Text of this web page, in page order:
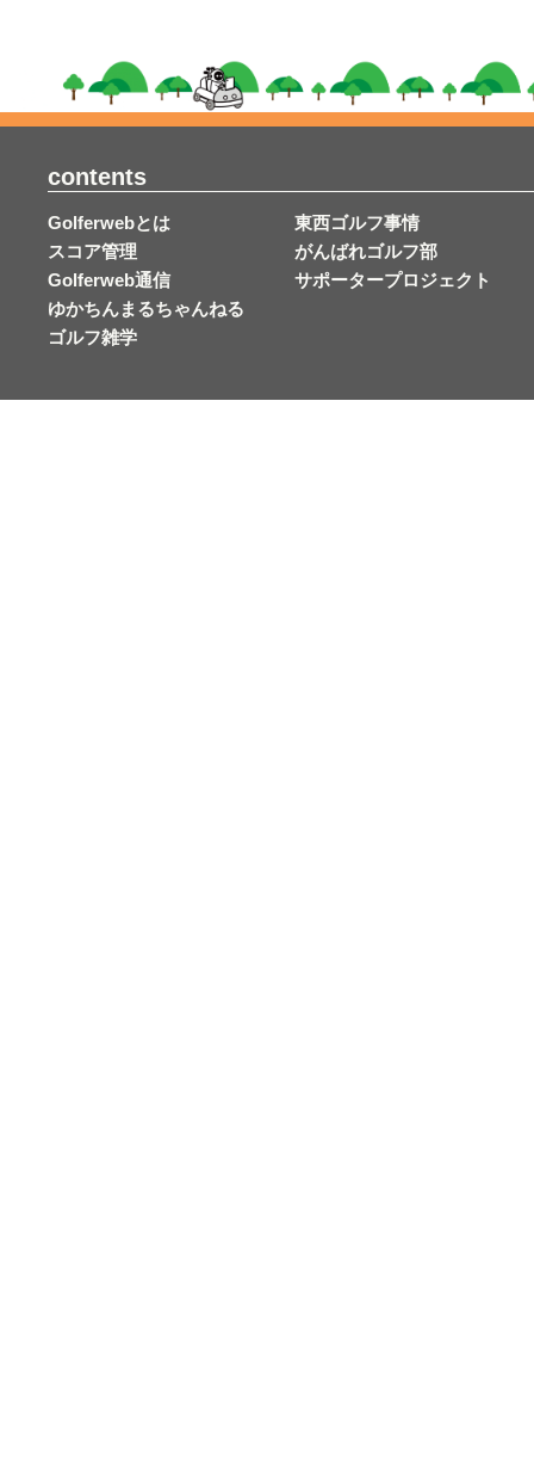
contents
Golferwebとは
スコア管理
Golferweb通信
ゆかちんまるちゃんねる
ゴルフ雑学
東西ゴルフ事情
がんばれゴルフ部
サポータープロジェクト